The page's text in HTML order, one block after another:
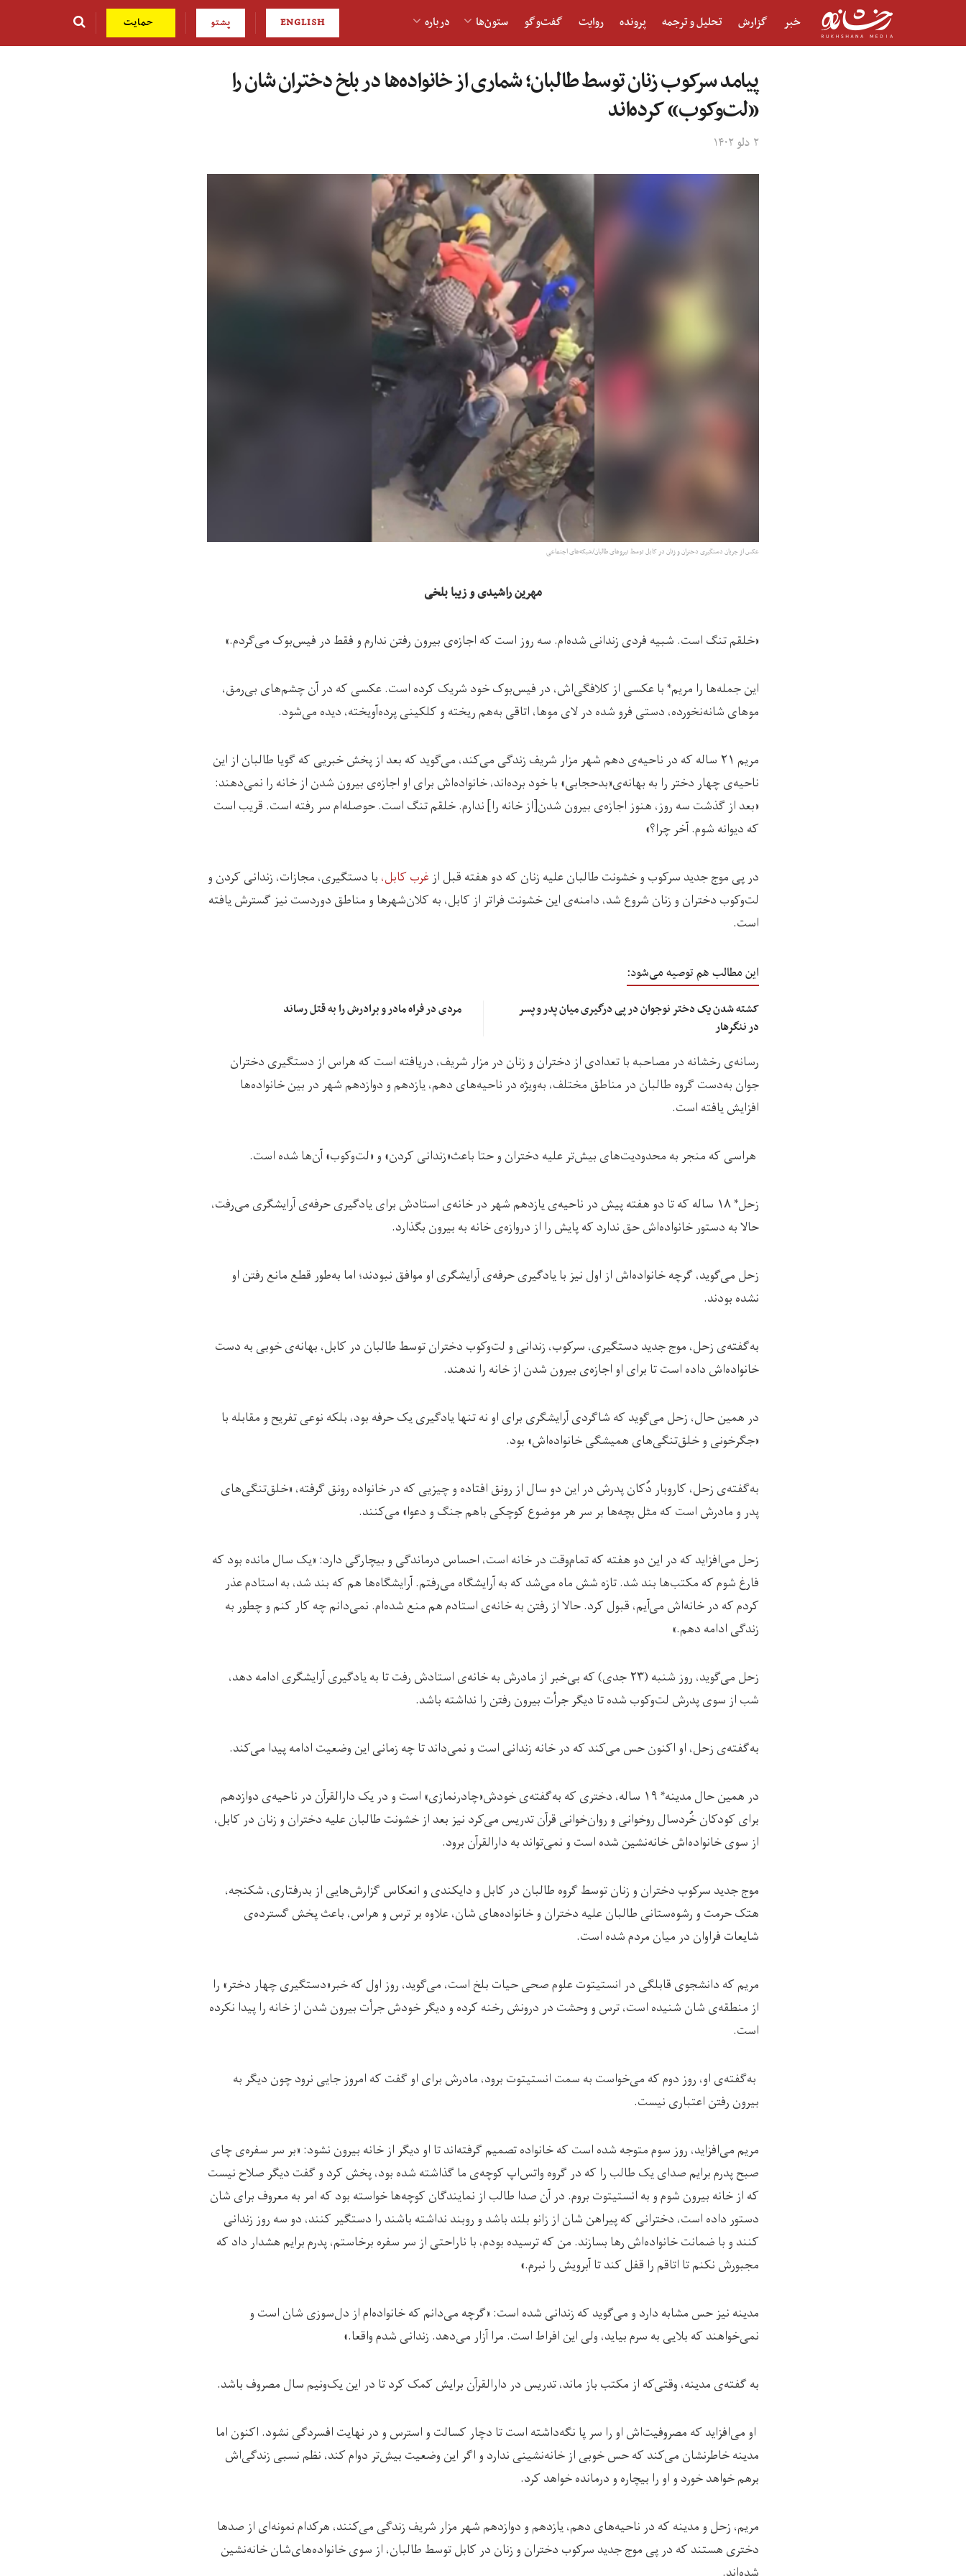
خبر گزارش تحلیل و ترجمه پرونده روایت گفت‌و‎گو ستون‌ها درباره ENGLISH پشتو حمایت
پیامد سرکوب زنان توسط طالبان؛ شماری از خانواده‌ها در بلخ دختران ‌شان را
«لت‌وکوب» کرده‌اند
۲ دلو ۱۴۰۲
عکس از جریان دستگیری دختران و زنان در کابل توسط نیروهای طالبان/شبکه‌های اجتماعی
مهرین راشیدی و زیبا بلخی
«خلقم تنگ است. شبیه فردی زندانی شده‌ام. سه روز است که اجازه‌ی بیرون رفتن ندارم و فقط در فیس‌بوک می‌گردم.»
این جمله‌ها را مریم* با عکسی از کلافگی‌اش، در فیس‌بوک خود شریک کرده است. عکسی که در آن چشم‌های بی‌رمق،
موهای شانه‌نخورده، دستی فرو شده در لای موها، اتاقی به‌هم ریخته و کلکینی پرده‌آویخته، دیده می‌شود.
مریم ۲۱ ساله که در ناحیه‌ی دهم شهر مزار شریف زندگی می‌کند، می‌گوید که بعد از پخش خبریی که گویا طالبان از این
ناحیه‌ی چهار دختر را به بهانه‌ی«بدحجابی» با خود برده‌اند، خانواده‌اش برای او اجازه‌ی بیرون شدن از خانه را نمی‌دهند:
«بعد از گذشت سه روز، هنوز اجازه‌ی بیرون شدن[از خانه را] ندارم. خلقم تنگ است. حوصله‌ام سر رفته است. قریب است
که دیوانه شوم. آخر چرا؟»
در پی موج جدید سرکوب و خشونت طالبان علیه زنان که دو هفته قبل ازغربکابل،با دستگیری، مجازات، زندانی کردن و
لت‌وکوب دختران و زنان شروع شد، دامنه‌ی این خشونت فراتر از کابل، به کلان‌شهرها و مناطق دوردست نیز گسترش یافته
است.
این مطالب هم توصیه می‌شود:
کشته شدن یک دختر نوجوان در پی درگیری میان پدر و پسر
در ننگرهار
مردی در فراه مادر و برادرش را به قتل رساند
رسانه‌ی رخشانه در مصاحبه با تعدادی از دختران و زنان در مزار شریف، دریافته است که هراس از دستگیری دختران
جوان به‌دست گروه طالبان در مناطق مختلف، به‌ویژه در ناحیه‌های دهم، یازدهم و دوازدهم شهر در بین خانواده‌ها
افزایش یافته است.
هراسی که منجر به محدودیت‌های بیش‌تر علیه دختران و حتا باعث«زندانی کردن» و «لت‌وکوب» آن‌ها شده است.
زحل* ۱۸ ساله که تا دو هفته پیش در ناحیه‌ی یازدهم شهر در خانه‌ی استادش برای یادگیری حرفه‌ی آرایشگری می‌رفت،
حالا به دستور خانواده‌اش حق ندارد که پایش را از دروازه‌ی خانه به بیرون بگذارد.
زحل می‌گوید، گرچه خانواده‌اش از اول نیز با یادگیری حرفه‌ی آرایشگری او موافق نبودند؛ اما به‌طور قطع مانع رفتن او
نشده بودند.
به‌گفته‌ی زحل، موج جدید دستگیری، سرکوب، زندانی و لت‌وکوب دختران توسط طالبان در کابل، بهانه‌ی خوبی به دست
خانواده‌اش داده است تا برای او اجازه‌ی بیرون شدن از خانه را ندهند.
در همین حال، زحل می‌گوید که شاگردی آرایشگری برای او نه تنها یادگیری یک حرفه بود، بلکه نوعی تفریح و مقابله با
«جگرخونی و خلق‌تنگی‌های همیشگی خانواده‌اش» بود.
به‌گفته‌ی زحل، کاروبار دُکان پدرش در این دو سال از رونق افتاده و چیزیی که در خانواده رونق گرفته، «خلق‌تنگی‌های
پدر و مادرش است که مثل بچه‌ها بر سر هر موضوع کوچکی باهم جنگ و دعوا» می‌کنند.
زحل می‌افزاید که در این دو هفته که تمام‌وقت در خانه است، احساس درماندگی و بیچارگی دارد: «یک سال مانده بود که
فارغ شوم که مکتب‌ها بند شد. تازه شش ماه می‌شد که به آرایشگاه می‌رفتم. آرایشگاه‌ها هم که بند شد، به استادم عذر
کردم که در خانه‌اش می‌آیم، قبول کرد. حالا از رفتن به خانه‌ی استادم هم منع شده‌ام. نمی‌دانم چه کار کنم و چطور به
زندگی ادامه دهم.»
زحل می‌گوید، روز شنبه (۲۳ جدی) که بی‌خبر از مادرش به خانه‌ی استادش رفت تا به یادگیری آرایشگری‌ ادامه دهد،
شب از سوی پدرش لت‌وکوب شده تا دیگر جرأت بیرون رفتن را نداشته باشد.
به‌گفته‌ی زحل، او اکنون حس می‌کند که در خانه زندانی است و نمی‌داند تا چه زمانی این وضعیت ادامه پیدا می‌کند.
در همین حال مدینه* ۱۹ ساله، دختری که به‌گفته‌ی خودش«چادرنمازی» است و در یک دارالقرآن در ناحیه‌ی دوازدهم
برای کودکان خُردسال روخوانی و روان‌خوانی قرآن تدریس می‌کرد نیز بعد از خشونت طالبان علیه دختران و زنان در کابل،
از سوی خانواده‌اش خانه‌نشین شده‌ است و نمی‌تواند به دارالقرآن برود.
موج جدید سرکوب دختران و زنان توسط گروه طالبان در کابل و دایکندی و انعکاس گزارش‌هایی از بدرفتاری، شکنجه،
هتک حرمت و رشوه‌ستانی طالبان علیه دختران و خانواده‌های‌ شان، علاوه بر ترس و هراس، باعث پخش گسترده‌ی
شایعات فراوان در میان مردم شده است.
مریم که دانشجوی قابلگی در انستیتوت علوم صحی حیات بلخ است، می‌گوید، روز اول که خبر«دستگیری چهار دختر» را
از منطقه‌ی ‌شان شنیده است، ترس و وحشت در درونش رخنه کرده و دیگر خودش جرأت بیرون شدن از خانه را پیدا نکرده
است.
به‌گفته‌ی او، روز دوم که می‌خواست به سمت انستیتوت برود، مادرش برای او گفت که امروز جایی نرود چون دیگر به
بیرون رفتن اعتباری نیست.
مریم می‌افزاید، روز سوم متوجه شده است که خانواده تصمیم گرفته‌اند تا او دیگر از خانه بیرون نشود: «بر سر سفره‌ی چای
صبح پدرم برایم صدای یک طالب را که در گروه واتس‌اپ کوچه‌ی ما گذاشته شده بود، پخش کرد و گفت دیگر صلاح نیست
که از خانه بیرون شوم و به انستیتوت بروم. در آن صدا طالب از نمایندگان کوچه‌ها خواسته بود که امر به معروف برای‌ شان
دستور داده است، دخترانی که پیراهن شان از زانو بلند باشد و روبند نداشته باشند را دستگیر کنند، دو سه روز زندانی
کنند و با ضمانت خانواده‌اش رها بسازند. من که ترسیده بودم، با ناراحتی از سر سفره برخاستم، پدرم برایم هشدار داد که
مجبورش نکنم تا اتاقم را قفل کند تا آبرویش را نبرم.»
مدینه نیز حس مشابه دارد و می‌گوید که زندانی شده است: «گرچه می‌دانم که خانواده‌ام از دل‌سوزی ‌شان است و
نمی‌خواهند که بلایی به سرم بیاید، ولی این افراط است. مرا آزار می‌دهد. زندانی شدم واقعا.»
به‌ گفته‌ی مدینه، وقتی‌که از مکتب باز ماند، تدریس در دارالقرآن برایش کمک کرد تا در این یک‌ونیم‌ سال مصروف باشد.
او می‌افزاید که مصروفیت‌اش او را سر پا نگه‌داشته است تا دچار کسالت و استرس و در نهایت افسردگی نشود. اکنون اما
مدینه خاطرنشان می‌کند که حس خوبی از خانه‌نشینی ندارد و اگر این وضعیت بیش‌تر دوام کند، نظم نسبی زندگی‌اش
بر‌هم خواهد خورد و او را بیچاره و درمانده خواهد کرد.
مریم، زحل و مدینه که در ناحیه‌های دهم، یازدهم و دوازدهم شهر مزار شریف زندگی می‌کنند، هرکدام نمونه‌ای از صدها
دختری هستند که در پی موج جدید سرکوب دختران و زنان در کابل توسط طالبان، از سوی خانواده‌های‌شان خانه‌نشین